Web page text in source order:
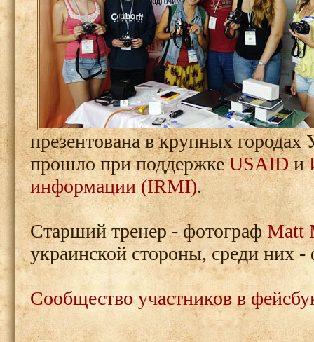
презентована в крупных
прошло при поддержкеUSAIDи
информации (IRMI).
Старший тренер - фотографMatt
украинской стороны, среди них
Сообщество участников в